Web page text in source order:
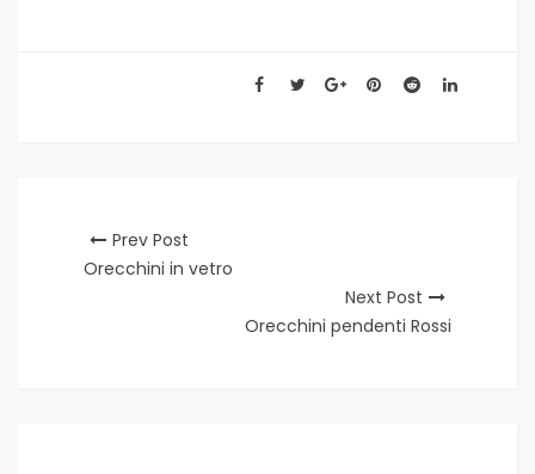
Prev Post
Orecchini in vetro
Next Post
Orecchini pendenti Rossi